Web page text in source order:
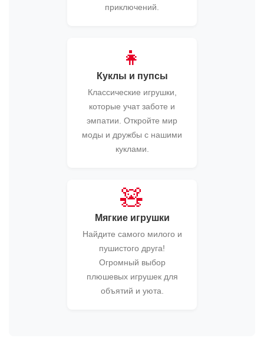
приключений.
👧
Куклы и пупсы
Классические игрушки,
которые учат заботе и
эмпатии. Откройте мир
моды и дружбы с нашими
куклами.
🧸
Мягкие игрушки
Найдите самого милого и
пушистого друга!
Огромный выбор
плюшевых игрушек для
объятий и уюта.